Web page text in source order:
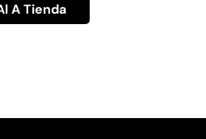
A Tienda